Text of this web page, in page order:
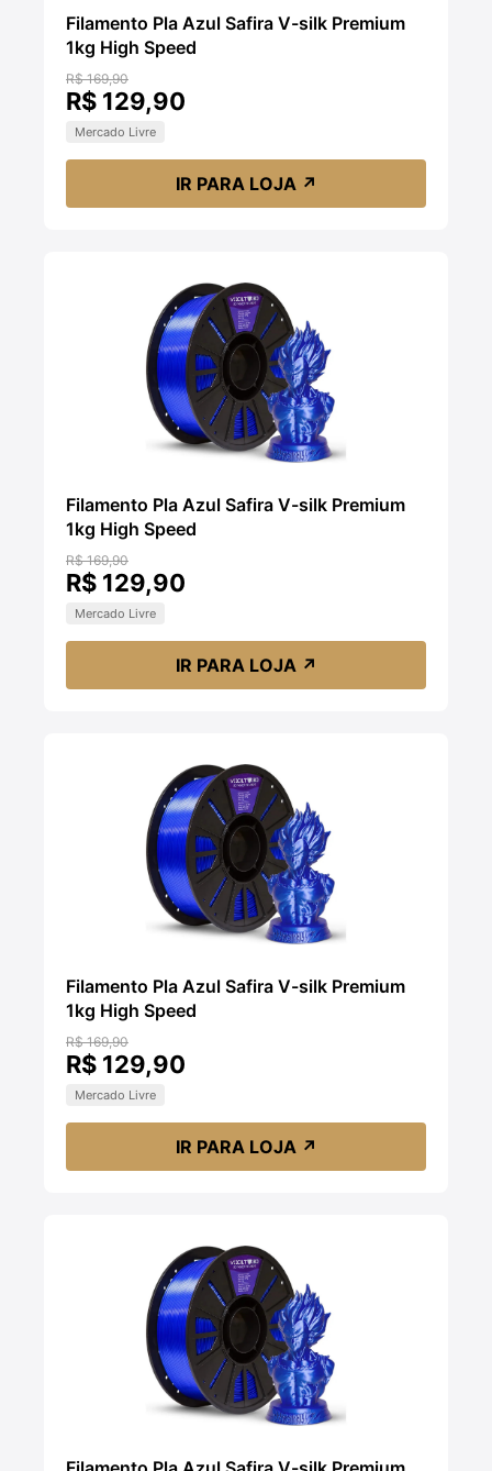
Filamento Pla Azul Safira V-silk Premium
1kg High Speed
R$ 169,90
R$ 129,90
Mercado Livre
IR PARA LOJA ↗
Filamento Pla Azul Safira V-silk Premium
1kg High Speed
R$ 169,90
R$ 129,90
Mercado Livre
IR PARA LOJA ↗
Filamento Pla Azul Safira V-silk Premium
1kg High Speed
R$ 169,90
R$ 129,90
Mercado Livre
IR PARA LOJA ↗